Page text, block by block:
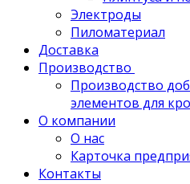
Электроды
Пиломатериал
Доставка
Производство
Производство
элементов для
О компании
О нас
Карточка
Контакты